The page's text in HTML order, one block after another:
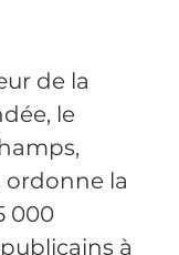
de la
le
ordonne la
000
à